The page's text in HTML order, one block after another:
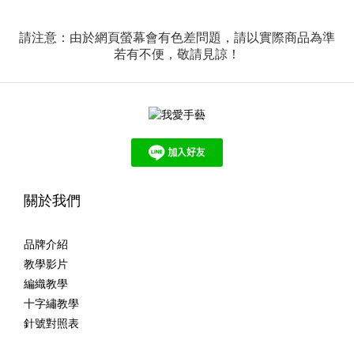
請注意：由於網頁螢幕會有色差問題，請以實際商品為準
若有不便，敬請見諒！
關於我們
品牌介紹
教學影片
編織教學
十字繡教學
針號對照表